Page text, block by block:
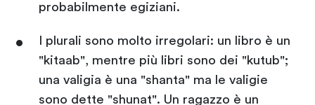
probabilmente egiziani.
I plurali sono molto irregolari: un libro è un
"kitaab", mentre più libri sono dei "kutub";
una valigia è una "shanta" ma le valigie
sono dette "shunat". Un ragazzo è un